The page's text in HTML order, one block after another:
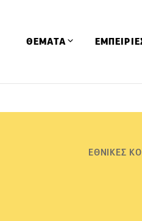
ΘΕΜΑΤΑ
ΕΘΝΙΚΕΣ